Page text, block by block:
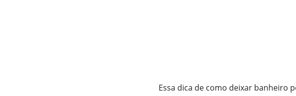
Essa dica de como deixar banheiro